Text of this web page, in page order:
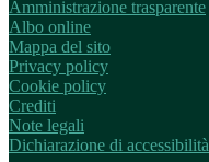
Amministrazione trasparente
Albo online
Mappa del sito
Privacy policy
Cookie policy
Crediti
Note legali
Dichiarazione di accessibilità